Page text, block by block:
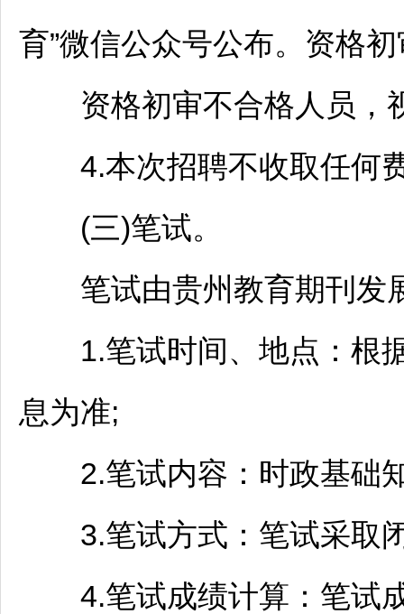
育”微信公众号公布。资格
资格初审不合格人员，
4.本次招聘不收取任何
(三)笔试。
笔试由贵州教育期刊发
1.笔试时间、地点：根据
息为准;
2.笔试内容：时政基础
3.笔试方式：笔试采取
4.笔试成绩计算：笔试成